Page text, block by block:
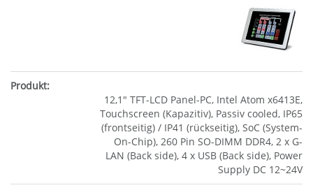
12,1" TFT-LCD Panel-PC, Intel Atom x6413E,
Touchscreen (Kapazitiv), Passiv cooled, IP65
(frontseitig) / IP41 (rückseitig), SoC (System-
On-Chip), 260 Pin SO-DIMM DDR4, 2 x G-
LAN (Back side), 4 x USB (Back side), Power
Supply DC 12~24V